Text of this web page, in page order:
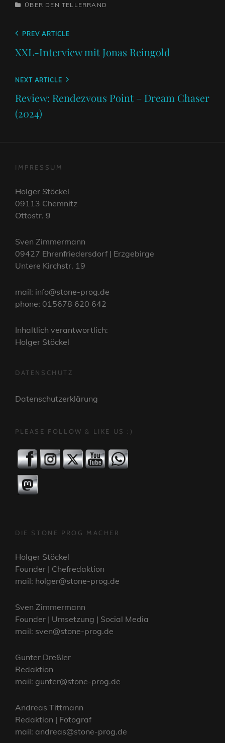
CATEGORIES
ÜBER DEN TELLERRAND
Beitragsnavigation
Previous
PREV ARTICLE
XXL-Interview mit Jonas Reingold
Next
NEXT ARTICLE
Review: Rendezvous Point – Dream Chaser
(2024)
IMPRESSUM
Holger Stöckel
09113 Chemnitz
Ottostr. 9
Sven Zimmermann
09427 Ehrenfriedersdorf | Erzgebirge
Untere Kirchstr. 19
mail: info@stone-prog.de
phone: 015678 620 642
Inhaltlich verantwortlich:
Holger Stöckel
DATENSCHUTZ
Datenschutzerklärung
PLEASE FOLLOW & LIKE US :)
DIE STONE PROG MACHER
Holger Stöckel
Founder | Chefredaktion
mail: holger@stone-prog.de
Sven Zimmermann
Founder | Umsetzung | Social Media
mail: sven@stone-prog.de
Gunter Dreßler
Redaktion
mail: gunter@stone-prog.de
Andreas Tittmann
Redaktion | Fotograf
mail: andreas@stone-prog.de